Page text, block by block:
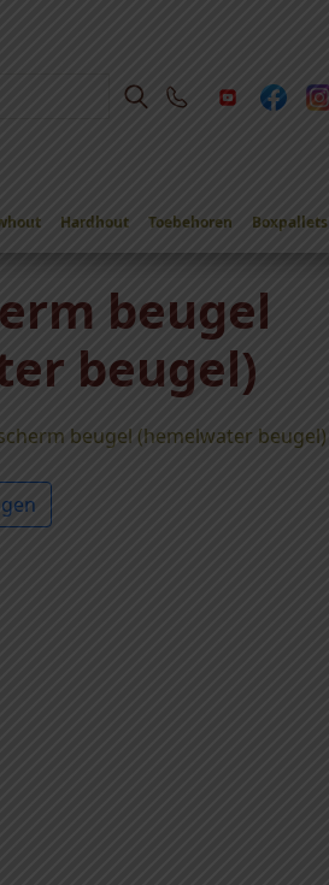
Hardhout Toebehoren Boxpallets
beugel
beugel)
beugel (hemelwater beugel)